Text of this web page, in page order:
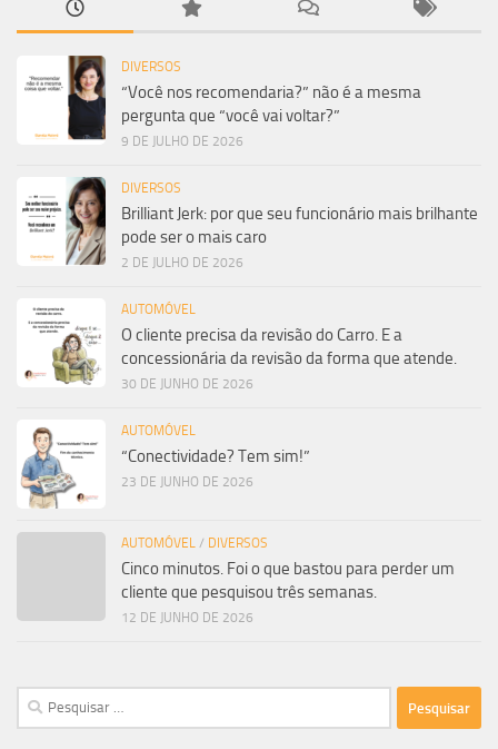
DIVERSOS
“Você nos recomendaria?” não é a mesma
pergunta que “você vai voltar?”
9 DE JULHO DE 2026
DIVERSOS
Brilliant Jerk: por que seu funcionário mais brilhante
pode ser o mais caro
2 DE JULHO DE 2026
AUTOMÓVEL
O cliente precisa da revisão do Carro. E a
concessionária da revisão da forma que atende.
30 DE JUNHO DE 2026
AUTOMÓVEL
“Conectividade? Tem sim!”
23 DE JUNHO DE 2026
AUTOMÓVEL / DIVERSOS
Cinco minutos. Foi o que bastou para perder um
cliente que pesquisou três semanas.
12 DE JUNHO DE 2026
Pesquisar
por: